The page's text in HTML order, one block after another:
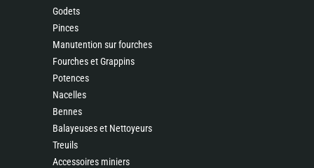
Godets
Pinces
Manutention sur fourches
Fourches et Grappins
Potences
Nacelles
Bennes
Balayeuses et Nettoyeurs
Treuils
Accessoires miniers